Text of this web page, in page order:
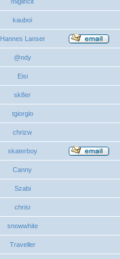
kauboi
Hannes Lanser
@ndy
Eisi
sk8er
tgiorgio
chrizw
skaterboy
Canny
Szabi
chrisi
snowwhite
Traveller